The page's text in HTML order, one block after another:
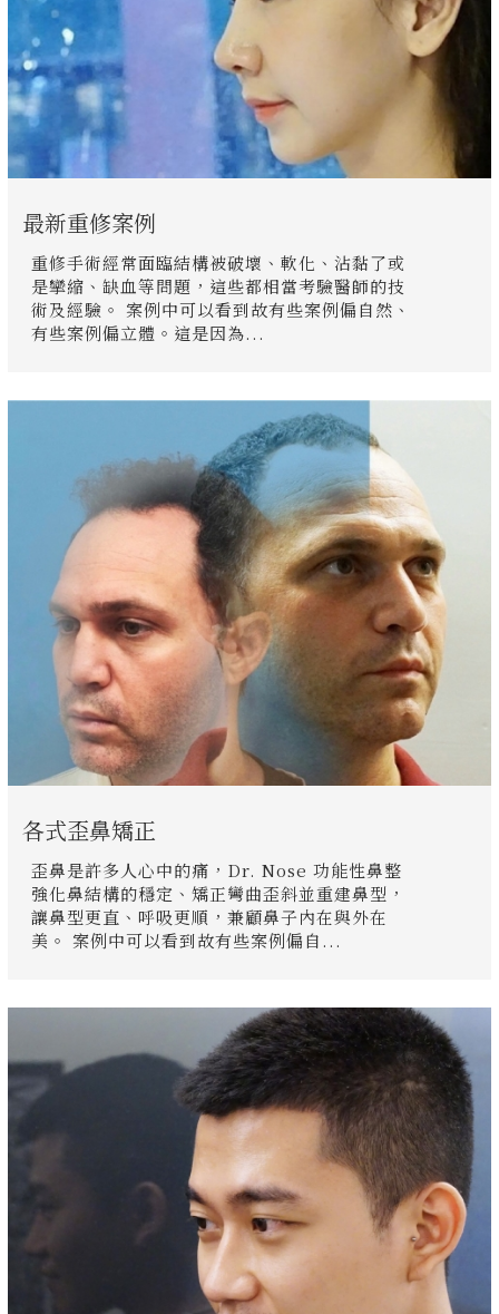
最新重修案例
重修手術經常面臨結構被破壞、軟化、沾黏了或
是攣縮、缺血等問題，這些都相當考驗醫師的技
術及經驗。 案例中可以看到故有些案例偏自然、
有些案例偏立體。這是因為...
各式歪鼻矯正
歪鼻是許多人心中的痛，Dr. Nose 功能性鼻整
強化鼻結構的穩定、矯正彎曲歪斜並重建鼻型，
讓鼻型更直、呼吸更順，兼顧鼻子內在與外在
美。 案例中可以看到故有些案例偏自...